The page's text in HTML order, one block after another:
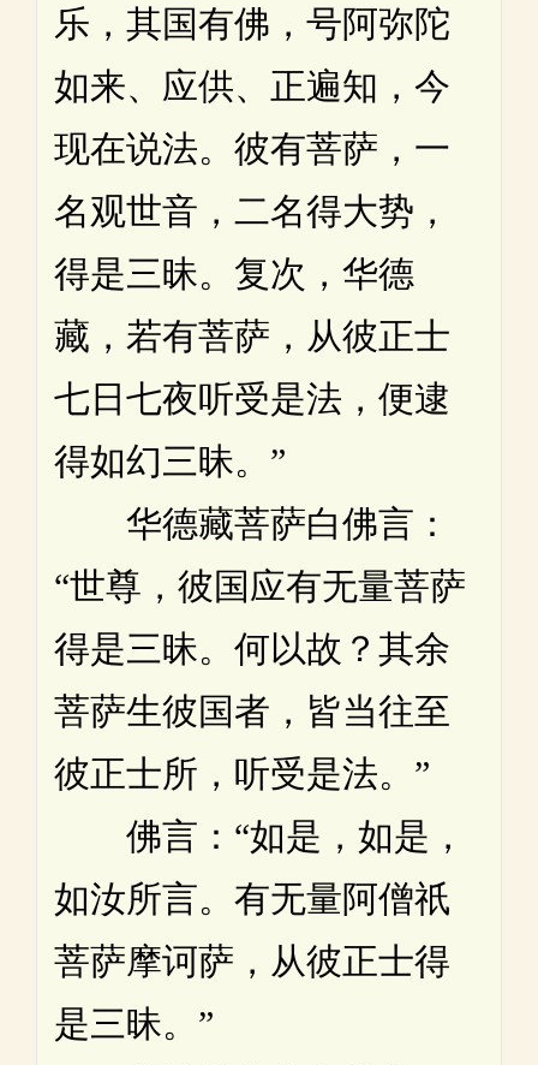
乐，其国有佛，号阿弥陀
如来、应供、正遍知，今
现在说法。彼有菩萨，一
名观世音，二名得大势，
得是三昧。复次，华德
藏，若有菩萨，从彼正士
七日七夜听受是法，便逮
得如幻三昧。”
华德藏菩萨白佛言：
“世尊，彼国应有无量菩萨
得是三昧。何以故？其余
菩萨生彼国者，皆当往至
彼正士所，听受是法。”
佛言：“如是，如是，
如汝所言。有无量阿僧祇
菩萨摩诃萨，从彼正士得
是三昧。”